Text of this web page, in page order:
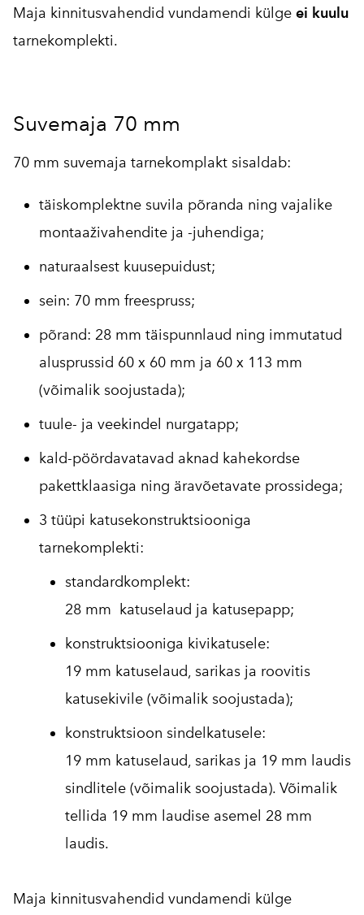
Maja kinnitusvahendid vundamendi külge ei kuulu
tarnekomplekti.
Suvemaja 70 mm
70 mm suvemaja tarnekomplakt sisaldab:
täiskomplektne suvila põranda ning vajalike
montaaživahendite ja -juhendiga;
naturaalsest kuusepuidust;
sein: 70 mm freespruss;
põrand: 28 mm täispunnlaud ning immutatud
alusprussid 60 x 60 mm ja 60 x 113 mm
(võimalik soojustada);
tuule- ja veekindel nurgatapp;
kald-pöördavatavad aknad kahekordse
pakettklaasiga ning äravõetavate prossidega;
3 tüüpi katusekonstruktsiooniga
tarnekomplekti:
standardkomplekt:
28 mm katuselaud ja katusepapp;
konstruktsiooniga kivikatusele:
19 mm katuselaud, sarikas ja roovitis
katusekivile (võimalik soojustada);
konstruktsioon sindelkatusele:
19 mm katuselaud, sarikas ja 19 mm laudis
sindlitele (võimalik soojustada). Võimalik
tellida 19 mm laudise asemel 28 mm
laudis.
Maja kinnitusvahendid vundamendi külge